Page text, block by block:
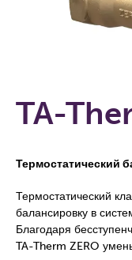
TA-
Термостатический
Термостатический
балансировку в
Благодаря
TA-Therm ZERO